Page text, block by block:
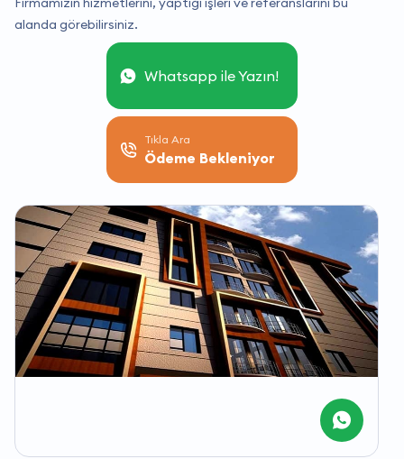
alanda görebilirsiniz.
Whatsapp ile Yazın!
Tıkla Ara
Ödeme Bekleniyor